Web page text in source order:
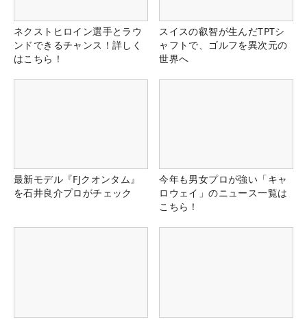
ネクストヒロイン選手とラウ
ンドできるチャンス！詳しく
はこちら！
スイスの叡智が生んだTPTシ
ャフトで、ゴルフを異次元の
世界へ
最新モデル『FJクオンタム』
を石井良介プロがチェック
今年も男女プロが強い「キャ
ロウェイ」のニュース一覧は
こちら！